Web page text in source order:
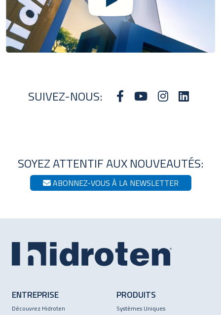
SUIVEZ-NOUS:
SOYEZ ATTENTIF AUX NOUVEAUTÉS:
ABONNEZ-VOUS À LA NEWSLETTER
ENTREPRISE
Découvrez Hidroten
PRODUITS
Systèmes Uniques